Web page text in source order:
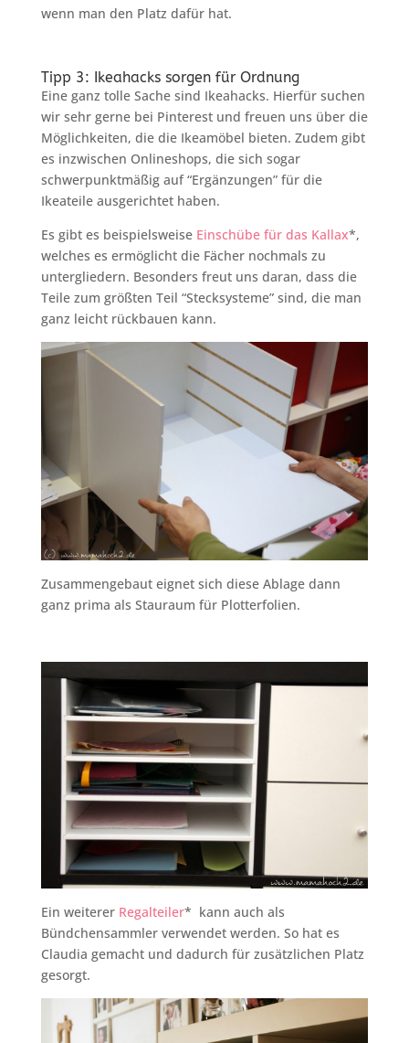
wenn man den Platz dafür hat.
Tipp 3: Ikeahacks sorgen für Ordnung
Eine ganz tolle Sache sind Ikeahacks. Hierfür suchen
wir sehr gerne bei Pinterest und freuen uns über die
Möglichkeiten, die die Ikeamöbel bieten. Zudem gibt
es inzwischen Onlineshops, die sich sogar
schwerpunktmäßig auf “Ergänzungen” für die
Ikeateile ausgerichtet haben.
Es gibt es beispielsweise Einschübe für das Kallax*,
welches es ermöglicht die Fächer nochmals zu
untergliedern. Besonders freut uns daran, dass die
Teile zum größten Teil “Stecksysteme” sind, die man
ganz leicht rückbauen kann.
Zusammengebaut eignet sich diese Ablage dann
ganz prima als Stauraum für Plotterfolien.
Ein weiterer Regalteiler* kann auch als
Bündchensammler verwendet werden. So hat es
Claudia gemacht und dadurch für zusätzlichen Platz
gesorgt.